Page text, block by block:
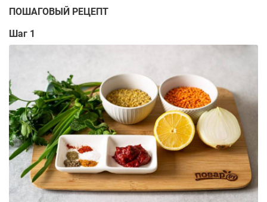
ПОШАГОВЫЙ РЕЦЕПТ
Шаг 1